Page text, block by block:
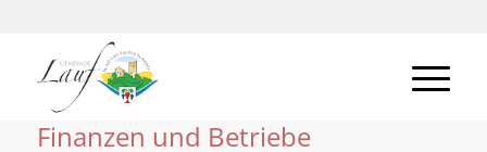
Finanzen und Betriebe